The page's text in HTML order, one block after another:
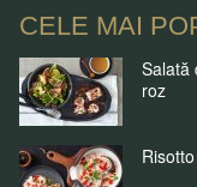
CELE MAI
Salată
roz